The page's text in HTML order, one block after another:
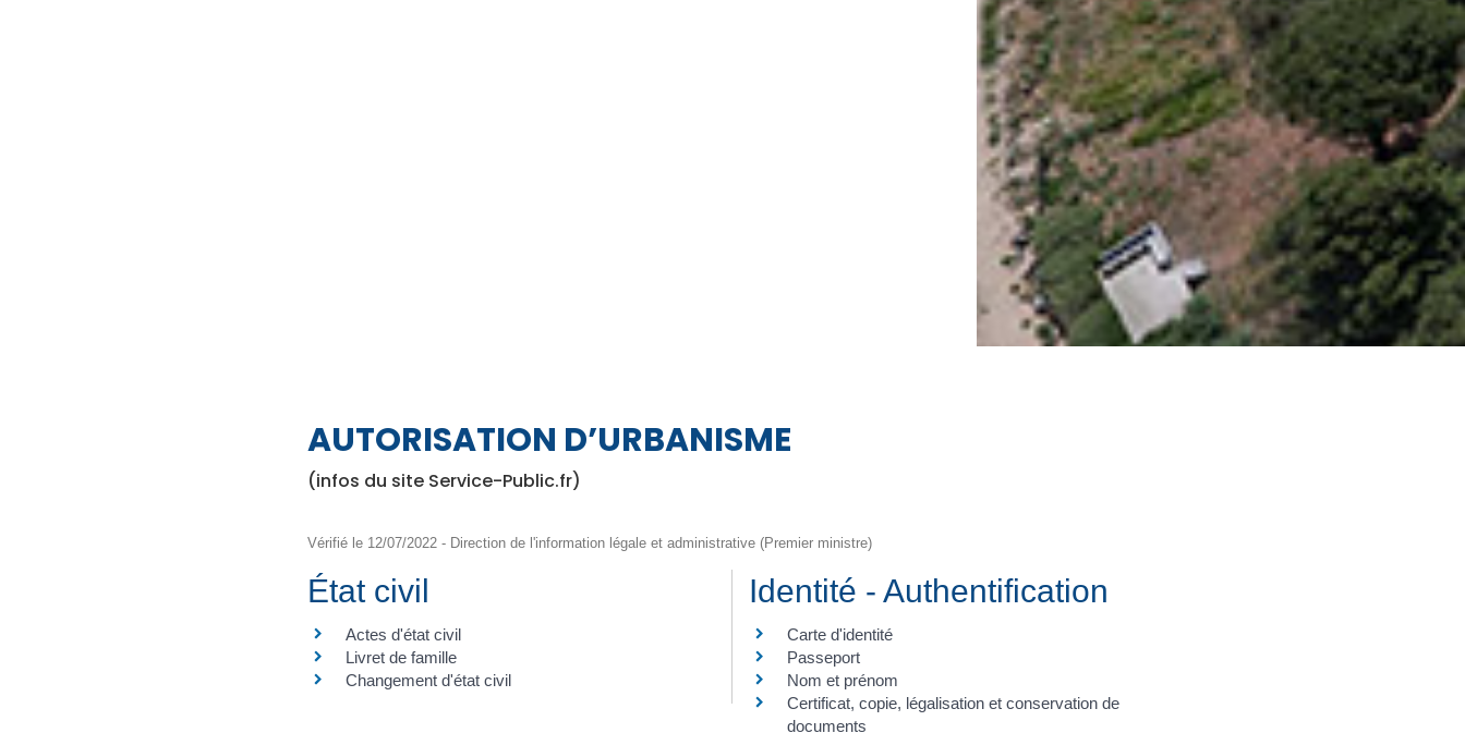
AUTORISATION D’URBANISME
(infos du site Service-Public.fr)
Vérifié le 12/07/2022 - Direction de l'information légale et administrative (Premier ministre)
État civil
Actes d'état civil
Livret de famille
Changement d'état civil
Identité - Authentification
Carte d'identité
Passeport
Nom et prénom
Certificat, copie, légalisation et conservation de
documents